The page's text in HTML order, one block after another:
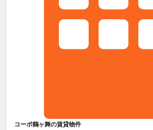
コーポ鶴ヶ舞の賃貸物件